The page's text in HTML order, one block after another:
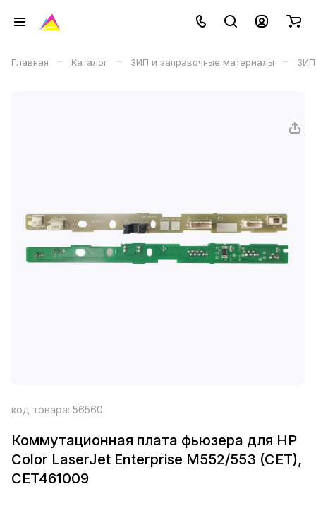
Главная – Каталог – ЗИП и заправочные материалы – ЗИП
код товара: 56560
Коммутационная плата фьюзера для HP
Color LaserJet Enterprise M552/553 (CET),
CET461009